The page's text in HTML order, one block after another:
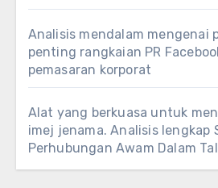
Analisis mendalam mengenai
penting rangkaian PR
pemasaran korporat
Alat yang berkuasa untuk
imej jenama. Analisis lengkap
Perhubungan Awam Dalam